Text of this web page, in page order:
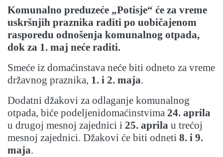
Komunalno preduzeće „Potisje“ će za vreme
uskršnjih praznika raditi po uobičajenom
rasporedu odnošenja komunalnog otpada,
dok za 1. maj neće raditi.
Smeće iz domaćinstava neće biti odneto za vreme
državnog praznika, 1. i 2. maja.
Dodatni džakovi za odlaganje komunalnog
otpada, biće podeljenidomaćinstvima 24. aprila
u drugoj mesnoj zajednici i 25. aprila u trećoj
mesnoj zajednici. Džakovi će biti odneti 8. i 9.
maja.